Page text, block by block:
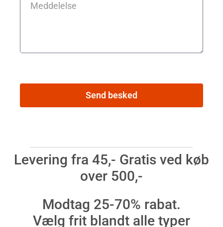
Send besked
Levering fra 45,- Gratis ved køb
over 500,-
Modtag 25-70% rabat.
Vælg frit blandt alle typer